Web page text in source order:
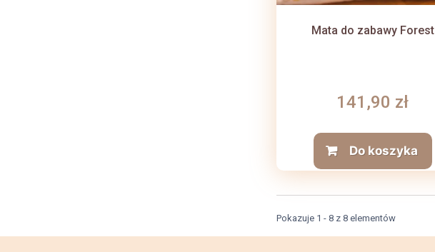
Mata do zabawy Forest
141,90 zł
Do koszyka
Pokazuje 1 - 8 z 8 elementów